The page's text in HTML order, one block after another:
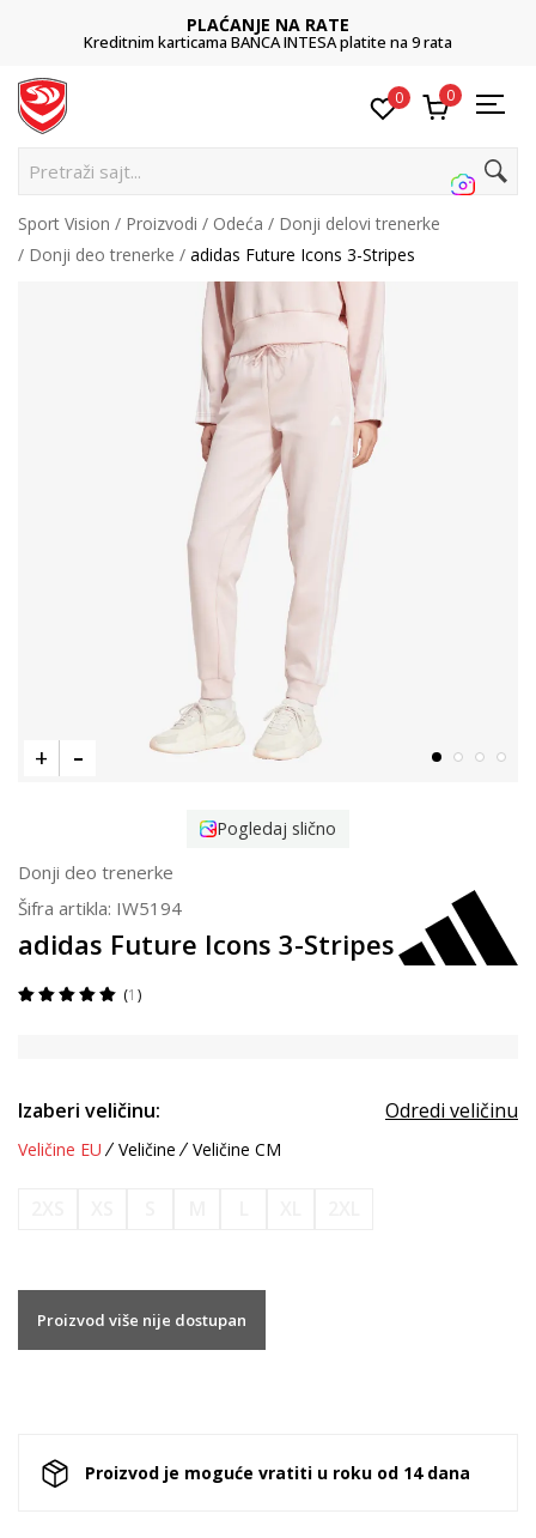
PLAĆANJE NA RATE
Kreditnim karticama BANCA INTESA platite na 9 rata
0 0
Pret
Sport Vision Proizvodi Odeća
Donji delovi trenerke
Donji deo trenerke
adidas Future Icons 3-Stripes
Pogledaj slično
Donji deo trenerke
Šifra artikla: IW5194
adidas Future Icons 3-Stripes
1
Izaberi veličinu: Odredi veličinu
Veličine EU Veličine Veličine CM
Proizvod više nije dostupan
Proizvod je moguće vratiti u roku od 14 dana